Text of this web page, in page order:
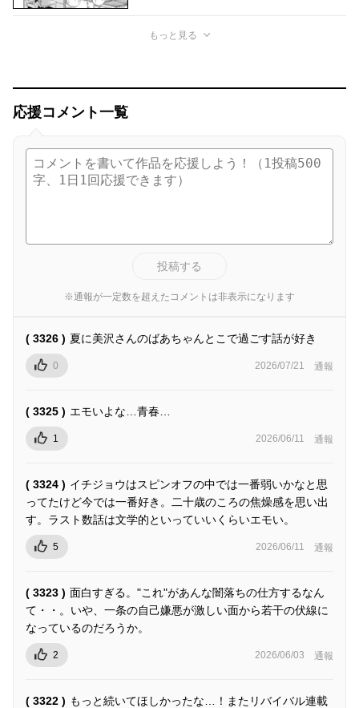
もっと見る
応援コメント一覧
投稿する
※通報が一定数を超えたコメントは非表示になります
( 3326 ) 夏に美沢さんのばあちゃんとこで過ごす話が好き
0 2026/07/21 通報
( 3325 ) エモいよな…青春…
1 2026/06/11 通報
( 3324 ) イチジョウはスピンオフの中では一番弱いかなと思
ってたけど今では一番好き。二十歳のころの焦燥感を思い出
す。ラスト数話は文学的といっていいくらいエモい。
5 2026/06/11 通報
( 3323 ) 面白すぎる。"これ"があんな闇落ちの仕方するなん
て・・。いや、一条の自己嫌悪が激しい面から若干の伏線に
なっているのだろうか。
2 2026/06/03 通報
( 3322 ) もっと続いてほしかったな…！またリバイバル連載